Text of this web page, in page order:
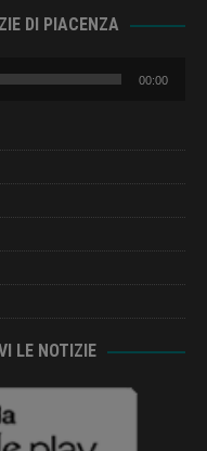
DI PIACENZA
00:00
LE NOTIZIE